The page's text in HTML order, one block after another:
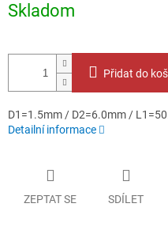
cena:
Skladom
Přidat do
D1=1.5mm / D2=6.0mm /
Detailní informace
ZEPTAT SE SDÍLET